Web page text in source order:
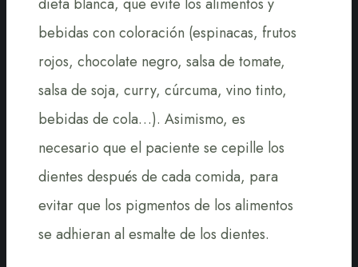
bebidas con coloración (espinacas, frutos
rojos, chocolate negro, salsa de tomate,
salsa de soja, curry, cúrcuma, vino tinto,
bebidas de cola…). Asimismo, es
necesario que el paciente se cepille los
dientes después de cada comida, para
evitar que los pigmentos de los alimentos
se adhieran al esmalte de los dientes.